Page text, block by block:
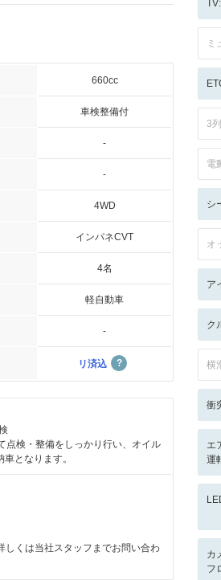
660cc
車検整備付
-
-
4WD
インパネCVT
4名
軽自動車
-
リ済込
点検・整備をしっかり行い、オイル
となります。
くは当社スタッフまでお問い合わ
ミ
3
電
シ
オ
ア
ク
横
衝
エ
運
カ
フ